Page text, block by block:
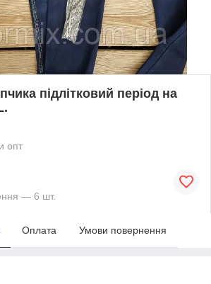
підлітковий період на
опт
— 6 шт.
Оплата Умови повернення